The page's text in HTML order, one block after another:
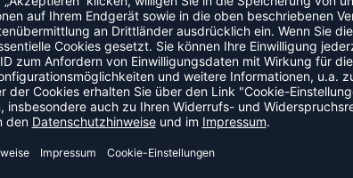
auf dem Court. Die Nike-Dry FIT Technologie
für den Sportler